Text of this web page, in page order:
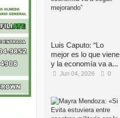
Luis Caputo: “Lo
mejor es lo que viene
y la economía va a...
Jun 04, 2026 0